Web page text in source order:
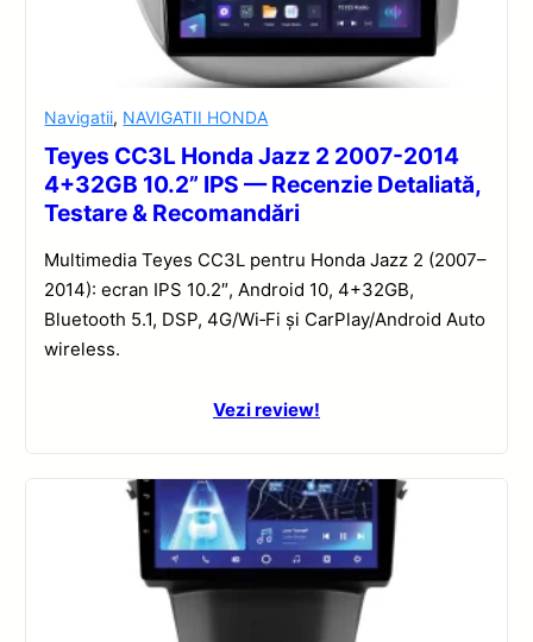
Navigatii, NAVIGATII HONDA
Teyes CC3L Honda Jazz 2 2007-2014
4+32GB 10.2” IPS — Recenzie Detaliată,
Testare & Recomandări
Multimedia Teyes CC3L pentru Honda Jazz 2 (2007–
2014): ecran IPS 10.2″, Android 10, 4+32GB,
Bluetooth 5.1, DSP, 4G/Wi‑Fi și CarPlay/Android Auto
wireless.
Vezi review!